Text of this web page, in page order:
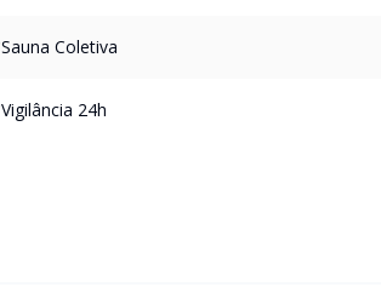
Sauna Coletiva
Vigilância 24h